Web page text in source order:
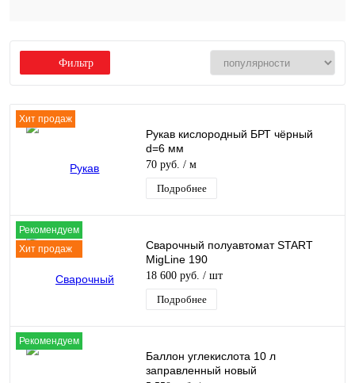
Фильтр
Хит продаж
Рукав кислородный БРТ чёрный
d=6 мм
70 руб. / м
Подробнее
Рекомендуем
Хит продаж
Сварочный полуавтомат START
MigLine 190
18 600 руб. / шт
Подробнее
Рекомендуем
Баллон углекислота 10 л
заправленный новый